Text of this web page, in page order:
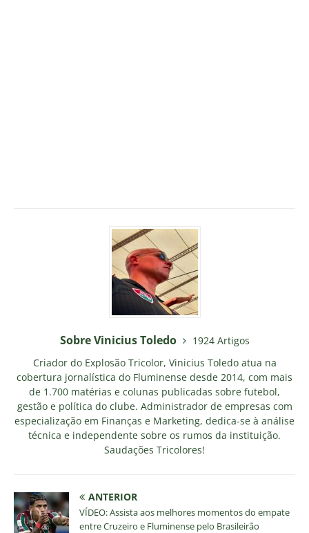
Sobre Vinicius Toledo
1924 Artigos
Criador do Explosão Tricolor, Vinicius Toledo atua na
cobertura jornalística do Fluminense desde 2014, com mais
de 1.700 matérias e colunas publicadas sobre futebol,
gestão e política do clube. Administrador de empresas com
especialização em Finanças e Marketing, dedica-se à análise
técnica e independente sobre os rumos da instituição.
Saudações Tricolores!
ANTERIOR
VÍDEO: Assista aos melhores momentos do empate
entre Cruzeiro e Fluminense pelo Brasileirão